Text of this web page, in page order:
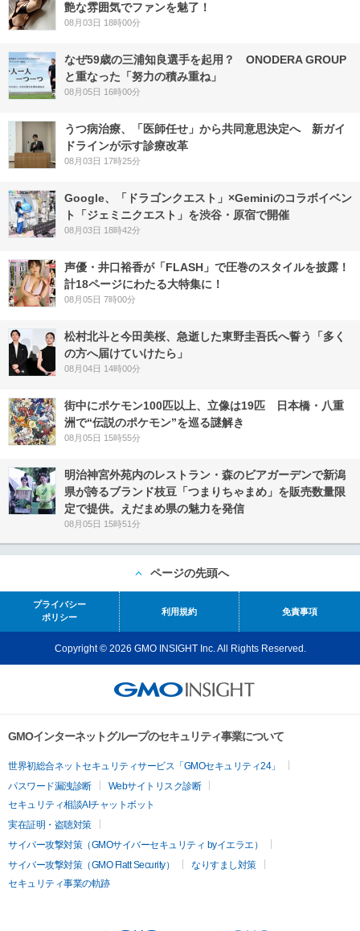
艶な雰囲気でファンを魅了！
08月03日 18時00分
なぜ59歳の三浦知良選手を起用？ ONODERA GROUP
と重なった「努力の積み重ね」
08月05日 16時00分
うつ病治療、「医師任せ」から共同意思決定へ 新ガイ
ドラインが示す診療改革
08月03日 17時25分
Google、「ドラゴンクエスト」×Geminiのコラボイベン
ト「ジェミニクエスト」を渋谷・原宿で開催
08月03日 18時42分
声優・井口裕香が「FLASH」で圧巻のスタイルを披露！
計18ページにわたる大特集に！
08月05日 7時00分
松村北斗と今田美桜、急逝した東野圭吾氏へ誓う「多く
の方へ届けていけたら」
08月04日 14時00分
街中にポケモン100匹以上、立像は19匹 日本橋・八重
洲で“伝説のポケモン”を巡る謎解き
08月05日 15時55分
明治神宮外苑内のレストラン・森のビアガーデンで新潟
県が誇るブランド枝豆「つまりちゃまめ」を販売数量限
定で提供。えだまめ県の魅力を発信
08月05日 15時51分
ページの先頭へ
プライバシー
ポリシー
利用規約 免責事項
Copyright © 2026 GMO INSIGHT Inc. All Rights Reserved.
GMOインターネットグループのセキュリティ事業について
世界初総合ネットセキュリティサービス「GMOセキュリティ24」
パスワード漏洩診断
Webサイトリスク診断
セキュリティ相談AIチャットボット
実在証明・盗聴対策
サイバー攻撃対策（GMOサイバーセキュリティ byイエラエ）
サイバー攻撃対策（GMO Flatt Security）
なりすまし対策
セキュリティ事業の軌跡